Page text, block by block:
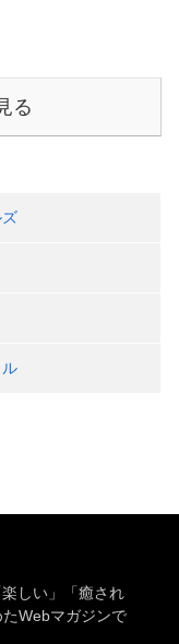
る
しい」「癒され
Webマガジンで